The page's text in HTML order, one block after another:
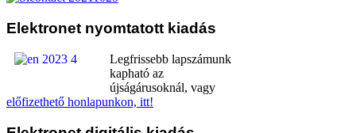
Elektronet nyomtatott kiadás
Legfrissebb lapszámunk
kapható az
újságárusoknál, vagy
előfizethető honlapunkon, itt!